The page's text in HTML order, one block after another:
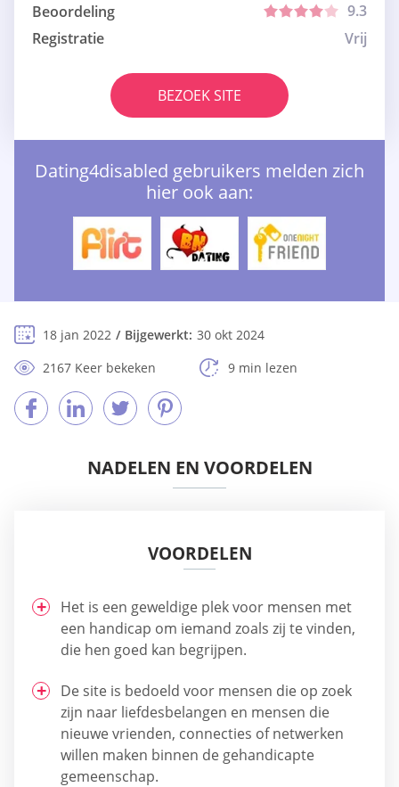
Beoordeling
9.3
Registratie
Vrij
BEZOEK SITE
Dating4disabled gebruikers melden zich
hier ook aan:
18 jan 2022 Bijgewerkt: 30 okt 2024
2167 Keer bekeken
9 min lezen
NADELEN EN VOORDELEN
VOORDELEN
Het is een geweldige plek voor mensen met
een handicap om iemand zoals zij te vinden,
die hen goed kan begrijpen.
De site is bedoeld voor mensen die op zoek
zijn naar liefdesbelangen en mensen die
nieuwe vrienden, connecties of netwerken
willen maken binnen de gehandicapte
gemeenschap.